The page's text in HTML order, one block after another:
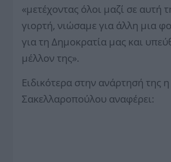
«μετέχοντας όλοι μαζί σε αυτή
γιορτή, νιώσαμε για άλλη μια
για τη Δημοκρατία μας και
μέλλον της».
Ειδικότερα στην ανάρτησή της
Σακελλαροπούλου αναφέρει: